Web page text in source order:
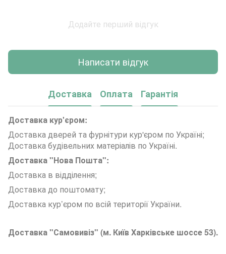
Додайте перший відгук
Написати відгук
Доставка Оплата Гарантія
Доставка кур'єром:
Доставка дверей та фурнітури кур'єром по Україні;
Доставка будівельних матеріалів по Україні.
Доставка "Нова Пошта":
Доставка в відділення;
Доставка до поштомату;
Доставка кур’єром по всій території України.
Доставка "Самовивіз" (м. Київ Харківське шоссе 53).